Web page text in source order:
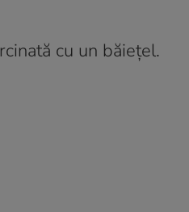
cu un băiețel.